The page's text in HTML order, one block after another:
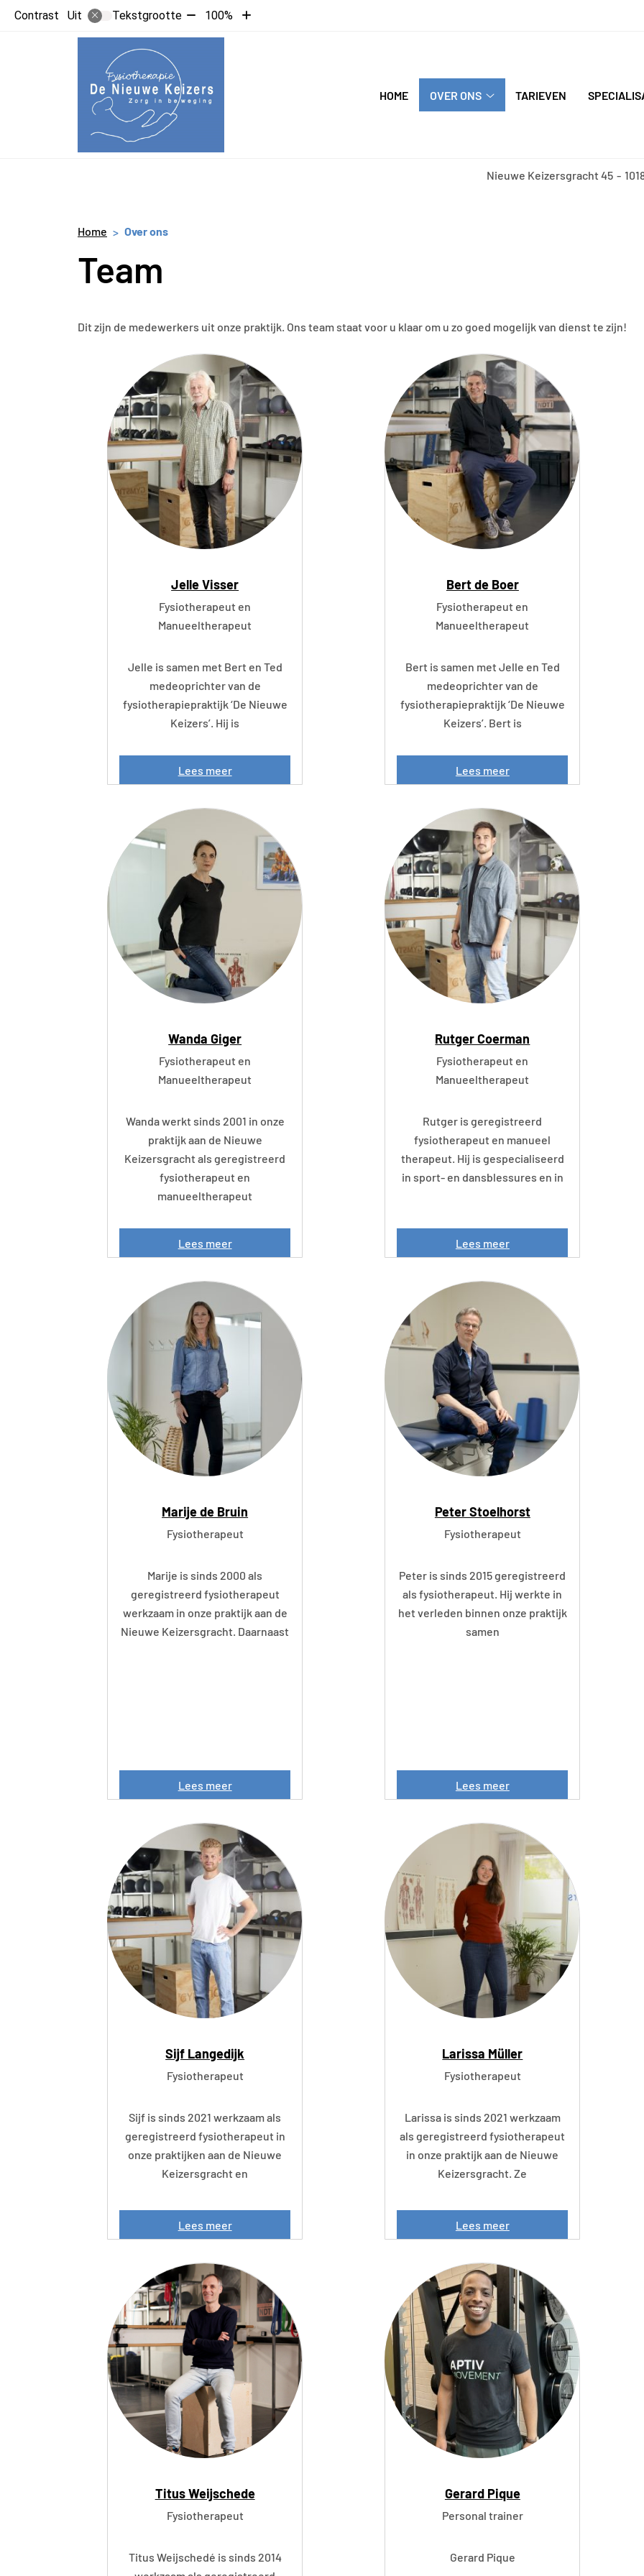
Contrast Uit Tekstgrootte Tekst100%
Tekst
HOME
OVER ONS
TARIEVEN
Nieuwe Keizersgracht 45
Home Over ons
Team
Dit zijn de medewerkers uit onze praktijk. Ons team staat voor u klaar om u zo goed mogelijk van dienst te zijn!
Jelle Visser
Fysiotherapeut en
Manueeltherapeut
Jelle is samen met Bert en Ted
medeoprichter van de
fysiotherapiepraktijk ‘De Nieuwe
Keizers’. Hij is
Lees meerJ
e
l
Bert de Boer
Fysiotherapeut en
Manueeltherapeut
Bert is samen met Jelle en Ted
medeoprichter van de
fysiotherapiepraktijk ‘De Nieuwe
Keizers’. Bert is
Lees meerB
e
t
d
e
B
o
e
Wanda Giger
Fysiotherapeut en
Manueeltherapeut
Wanda werkt sinds 2001 in onze
praktijk aan de Nieuwe
Keizersgracht als geregistreerd
fysiotherapeut en
manueeltherapeut
Lees meerW
a
d
i
Rutger Coerman
Fysiotherapeut en
Manueeltherapeut
Rutger is geregistreerd
fysiotherapeut en manueel
therapeut. Hij is gespecialiseerd
in sport- en dansblessures en in
Lees meerR
u
g
r
Marije de Bruin
Fysiotherapeut
Marije is sinds 2000 als
geregistreerd fysiotherapeut
werkzaam in onze praktijk aan de
Nieuwe Keizersgracht. Daarnaast
Lees meerM
a
i
e
d
e
B
r
u
i
n
Peter Stoelhorst
Fysiotherapeut
Peter is sinds 2015 geregistreerd
als fysiotherapeut. Hij werkte in
het verleden binnen onze praktijk
samen
Lees meerP
e
e
r
o
r
s
t
Sijf Langedijk
Fysiotherapeut
Sijf is sinds 2021 werkzaam als
geregistreerd fysiotherapeut in
onze praktijken aan de Nieuwe
Keizersgracht en
Lees meerS
i
f
L
a
n
g
e
d
i
j
k
Larissa Müller
Fysiotherapeut
Larissa is sinds 2021 werkzaam
als geregistreerd fysiotherapeut
in onze praktijk aan de Nieuwe
Keizersgracht. Ze
Lees meerL
a
i
s
s
a
M
ü
l
l
e
r
Titus Weijschede
Fysiotherapeut
Titus Weijschedé is sinds 2014
Gerard Pique
Personal trainer
Gerard Pique